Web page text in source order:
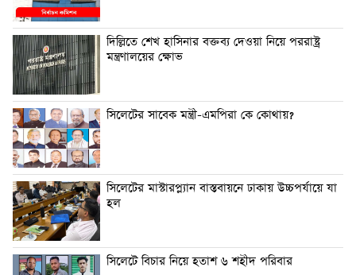
দিল্লিতে শেখ হাসিনার বক্তব্য দেওয়া নিয়ে পররাষ্ট্র
মন্ত্রণালয়ের ক্ষোভ
সিলেটের সাবেক মন্ত্রী-এমপিরা কে কোথায়?
সিলেটের মাস্টারপ্ল্যান বাস্তবায়নে ঢাকায় উচ্চপর্যায়ে যা
হল
সিলেটে বিচার নিয়ে হতাশ ৬ শহীদ পরিবার